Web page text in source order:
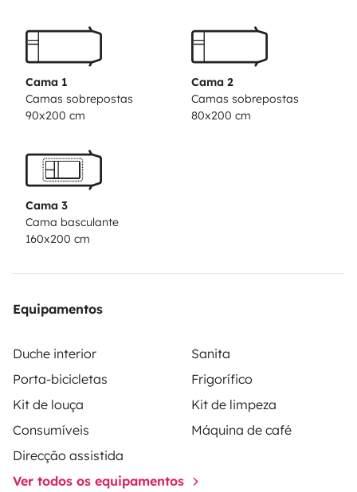
- de moduler votre voyage comme bon vous semble et
🌤,
- de découvrir des vues magnifiques dès le lever du
- de goûter à la liberté 🗽,
- de partir à l’aventure avec tout le confort 🍃,
- de vivre une expérience hors du commun en couple
👩‍❤️‍👨 / en famille 👨‍👩‍👧‍👦 entre amis 🧑‍🤝‍🧑
Nous sommes une famille de 4 personnes 👨‍👩‍👦‍👦 et
camping-car full équipé 🚐
📝 Rencontre préalable à la location obligatoire.
🫧 Nettoyage en supplément; nous nous réservons le
droit de déduire un forfait nettoyage de la caution si le
camping car n'est pas rendu dans son état de propreté
initial.
Cama 1
Camas sobrepostas
90x200 cm
Cama 2
Camas sobrepostas
80x200 cm
Cama 3
Cama basculante
160x200 cm
Equipamentos
Duche interior
Sanita
Porta-bicicletas
Frigorífico
Kit de louça
Kit de limpeza
Consumíveis
Máquina de café
Direcção assistida
Ver todos os equipamentos